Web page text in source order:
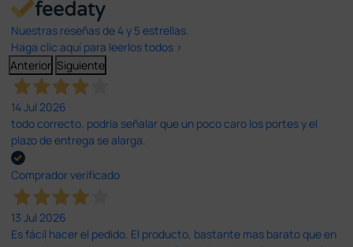
Nuestras reseñas de 4 y 5 estrellas.
Haga clic aquí para leerlos todos >
Anterior Siguiente
14 Jul 2026
todo correcto. podria señalar que un poco caro los portes y el
plazo de entrega se alarga.
Comprador verificado
13 Jul 2026
Es fácil hacer el pedido. El producto, bastante mas barato que en